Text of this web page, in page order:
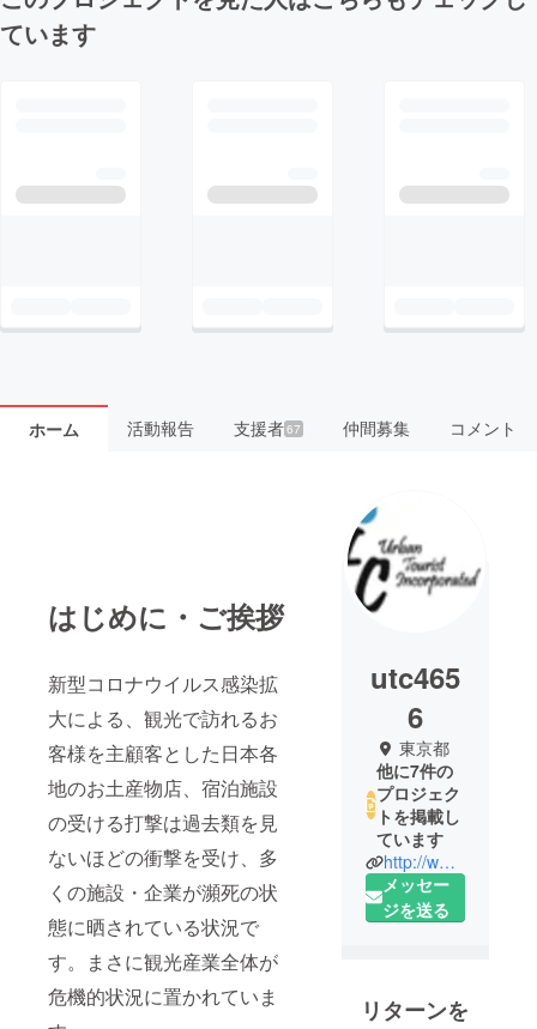
ています
ホーム 活動報告 支援者67 仲間募集 コメント
はじめに・ご挨拶
新型コロナウイルス感染拡
大による、観光で訪れるお
客様を主顧客とした日本各
地のお土産物店、宿泊施設
の受ける打撃は過去類を見
ないほどの衝撃を受け、多
くの施設・企業が瀕死の状
態に晒されている状況で
す。まさに観光産業全体が
危機的状況に置かれていま
utc465
6
東京都
他に7件の
プロジェク
トを掲載し
ています
http://www.utcjapan.jp/
メッセー
ジを送る
リターンを